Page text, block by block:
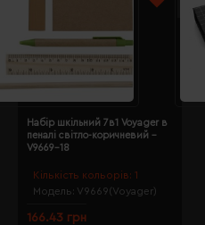
Кількість кольорів: 1
Модель: V9669(Voyager)
Набір шкільний 7в1 Voyager в
пеналі світло-коричневий -
V9669-18
166.43 грн